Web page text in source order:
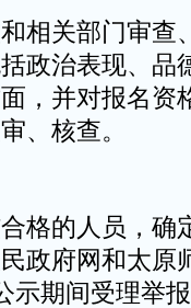
相关部门审查
政治表现、品
，并对报名资
、核查。
格的人员，确
政府网和太原
示期间受理举